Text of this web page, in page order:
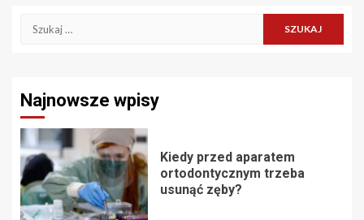
Szukaj:
Najnowsze wpisy
Kiedy przed aparatem
ortodontycznym trzeba
usunąć zęby?